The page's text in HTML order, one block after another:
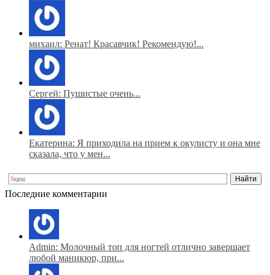
михаил: Ренат! Красавчик! Рекомендую!...
Сергей: Пушистые очень...
Екатерина: Я приходила на прием к окулисту и она мне
сказала, что у мен...
Последние комментарии
Admin: Молочный топ для ногтей отлично завершает
любой маникюр, при...